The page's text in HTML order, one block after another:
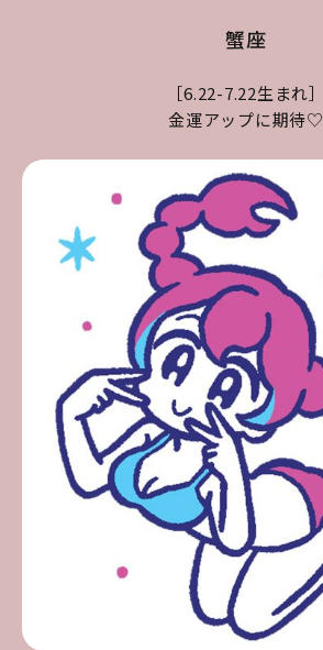
蟹座
［6.22-7.22生まれ］
金運アップに期待♡